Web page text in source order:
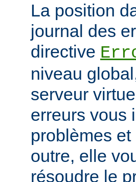
La position
journal des
directive
niveau
serveur
erreurs vous
problèmes
outre, elle
résoudre le